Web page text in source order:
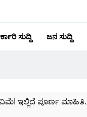
ಸುದ್ದಿ ಜನ ಸುದ್ದಿ
ವಿಮೆ! ಇಲ್ಲಿದೆ ಪೂರ್ಣ ಮಾಹಿತಿ.